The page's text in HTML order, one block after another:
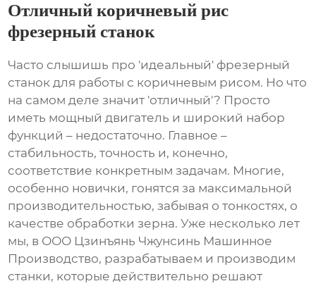
Отличный коричневый рис
фрезерный станок
Часто слышишь про 'идеальный' фрезерный
станок для работы с коричневым рисом. Но что
на самом деле значит 'отличный'? Просто
иметь мощный двигатель и широкий набор
функций – недостаточно. Главное –
стабильность, точность и, конечно,
соответствие конкретным задачам. Многие,
особенно новички, гонятся за максимальной
производительностью, забывая о тонкостях, о
качестве обработки зерна. Уже несколько лет
мы, в ООО Цзинъянь Чжунсинь Машинное
Производство, разрабатываем и производим
станки, которые действительно решают